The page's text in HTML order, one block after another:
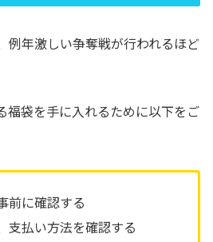
例年激しい争奪戦が行われるほど
福袋を手に入れるために以下をご
前に確認する
支払い方法を確認する